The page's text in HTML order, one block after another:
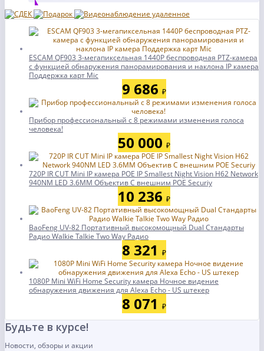
ESCAM QF903 3-мегапиксельная 1440P беспроводная PTZ-камера
с функцией обнаружения панорамирования и наклона IP камера
Поддержка карт Mic
9 686 ₽
Прибор профессиональный с 8 режимами изменения голоса
человека!
50 000 ₽
720P IR CUT Mini IP камера POE IP Smallest Night Vision H62 Network
940NM LED 3.6MM Объектив С внешним POE Securiy
10 236 ₽
BaoFeng UV-82 Портативный высокомощный Dual Стандарты
Радио Walkie Talkie Two Way Радио
8 321 ₽
1080P Mini WiFi Home Security камера Ночное видение
обнаружения движения для Alexa Echo - US штекер
8 071 ₽
Будьте в курсе!
Новости, обзоры и акции